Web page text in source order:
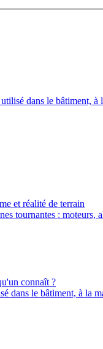
dans le bâtiment, à
et réalité de terrain
tournantes : moteurs,
connaît ?
dans le bâtiment, à la